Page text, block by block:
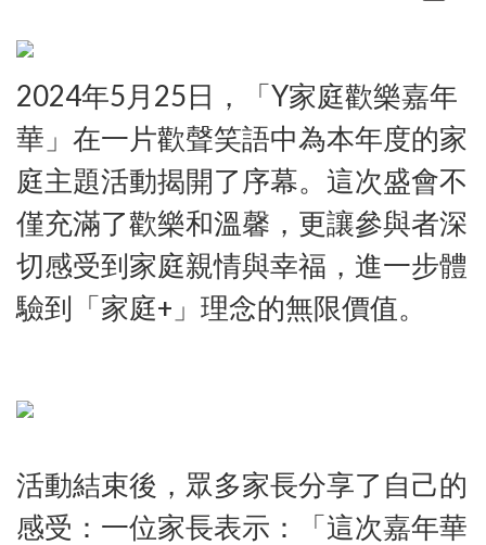
2024年5月25日，「Y家庭歡樂嘉年
華」在一片歡聲笑語中為本年度的家
庭主題活動揭開了序幕。這次盛會不
僅充滿了歡樂和溫馨，更讓參與者深
切感受到家庭親情與幸福，進一步體
驗到「家庭+」理念的無限價值。
活動結束後，眾多家長分享了自己的
感受：一位家長表示：「這次嘉年華